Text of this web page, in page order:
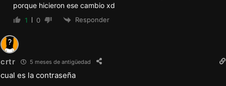
porque hicieron ese cambio xd
1 0 Responder
crtr 5 meses de antigüedad
cual es la contraseña